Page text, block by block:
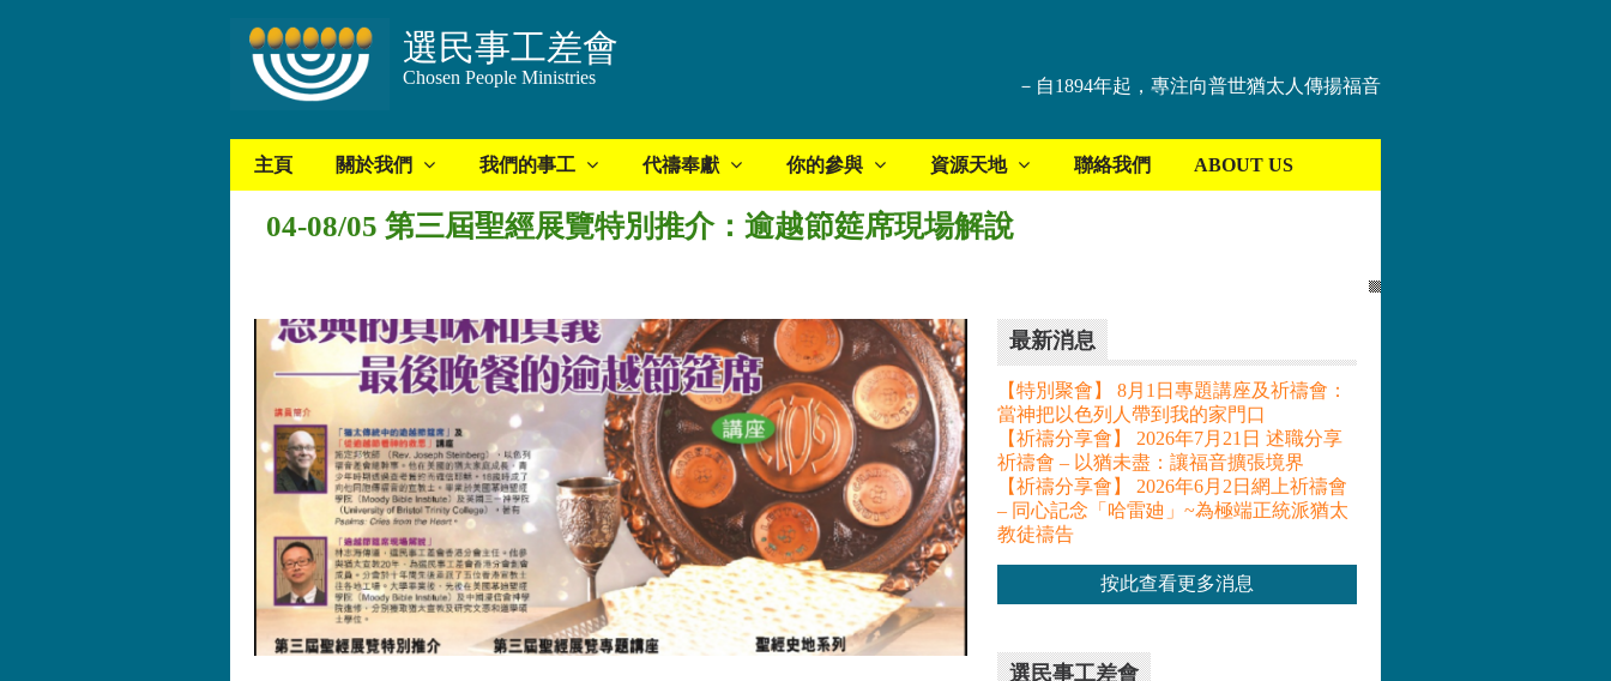
選民事工差會
Chosen People Ministries －自1894年起，專注向普世猶太人傳揚福音
主頁 關於我們 我們的事工 代禱奉獻 你的參與 資源天地 聯絡我們 ABOUT US
04-08/05 第三屆聖經展覽特別推介：逾越節筵席現場解說
最新消息
【特別聚會】 8月1日專題講座及祈禱會：
當神把以色列人帶到我的家門口
【祈禱分享會】 2026年7月21日 述職分享
祈禱會 – 以猶未盡：讓福音擴張境界
【祈禱分享會】 2026年6月2日網上祈禱會
– 同心記念「哈雷廸」~為極端正統派猶太
教徒禱告
按此查看更多消息
選民事工差會